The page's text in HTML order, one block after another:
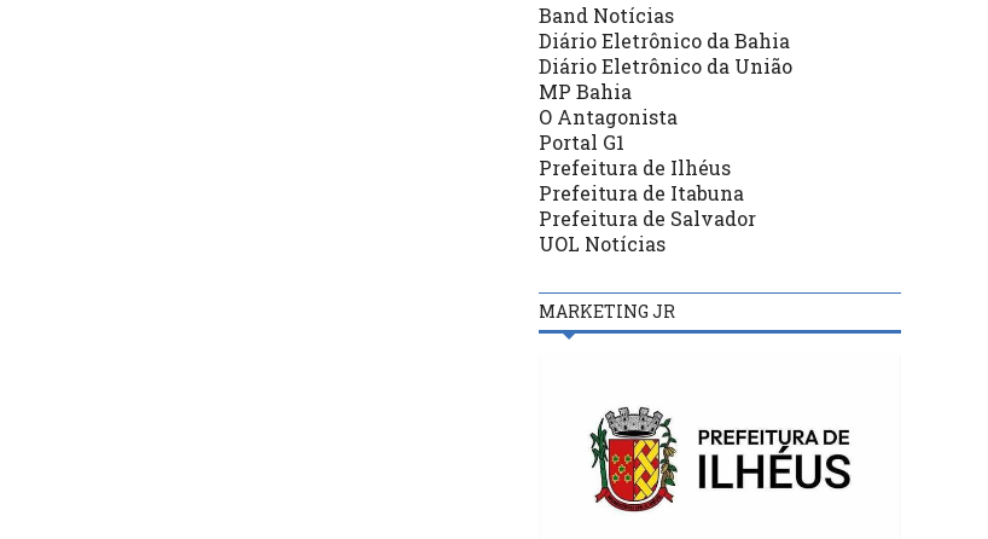
Band Notícias
Diário Eletrônico da Bahia
Diário Eletrônico da União
MP Bahia
O Antagonista
Portal G1
Prefeitura de Ilhéus
Prefeitura de Itabuna
Prefeitura de Salvador
UOL Notícias
MARKETING JR